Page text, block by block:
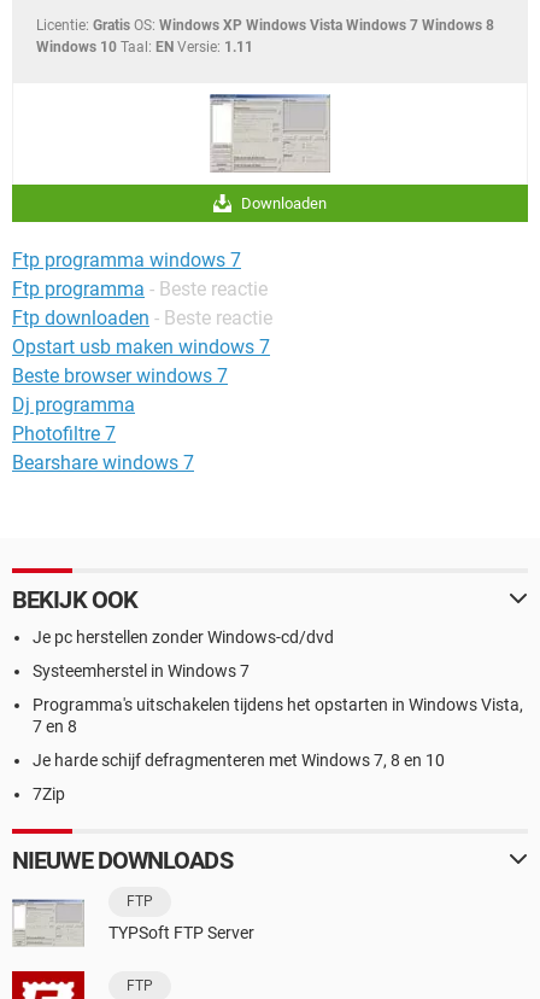
Licentie: Gratis OS: Windows XP Windows Vista Windows 7 Windows 8
Windows 10 Taal: EN Versie: 1.11
Downloaden
Ftp programma windows 7
Ftp programma - Beste reactie
Ftp downloaden - Beste reactie
Opstart usb maken windows 7
Beste browser windows 7
Dj programma
Photofiltre 7
Bearshare windows 7
BEKIJK OOK
Je pc herstellen zonder Windows-cd/dvd
Systeemherstel in Windows 7
Programma's uitschakelen tijdens het opstarten in Windows Vista,
7 en 8
Je harde schijf defragmenteren met Windows 7, 8 en 10
7Zip
NIEUWE DOWNLOADS
FTP
TYPSoft FTP Server
FTP